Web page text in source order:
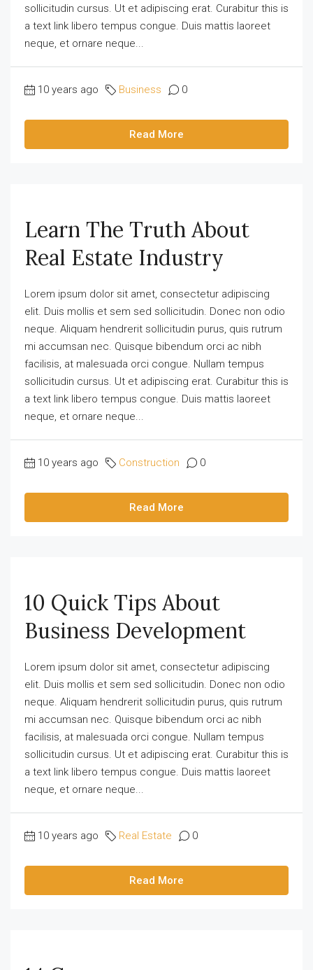
sollicitudin cursus. Ut et adipiscing erat. Curabitur this is
a text link libero tempus congue. Duis mattis laoreet
neque, et ornare neque...
10 years ago Business 0
Read More
Learn The Truth About
Real Estate Industry
Lorem ipsum dolor sit amet, consectetur adipiscing
elit. Duis mollis et sem sed sollicitudin. Donec non odio
neque. Aliquam hendrerit sollicitudin purus, quis rutrum
mi accumsan nec. Quisque bibendum orci ac nibh
facilisis, at malesuada orci congue. Nullam tempus
sollicitudin cursus. Ut et adipiscing erat. Curabitur this is
a text link libero tempus congue. Duis mattis laoreet
neque, et ornare neque...
10 years ago Construction 0
Read More
10 Quick Tips About
Business Development
Lorem ipsum dolor sit amet, consectetur adipiscing
elit. Duis mollis et sem sed sollicitudin. Donec non odio
neque. Aliquam hendrerit sollicitudin purus, quis rutrum
mi accumsan nec. Quisque bibendum orci ac nibh
facilisis, at malesuada orci congue. Nullam tempus
sollicitudin cursus. Ut et adipiscing erat. Curabitur this is
a text link libero tempus congue. Duis mattis laoreet
neque, et ornare neque...
10 years ago Real Estate 0
Read More